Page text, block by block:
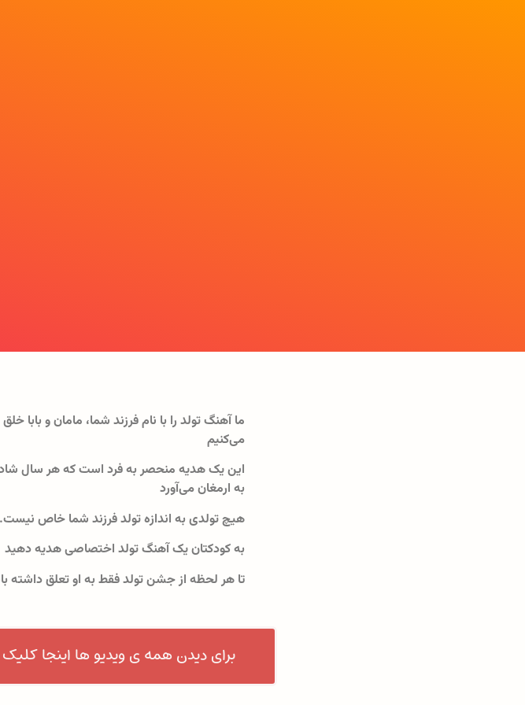
ما آهنگ تولد را با نام فرزند شما، مامان و بابا خلق
می‌کنیم
این یک هدیه منحصر به فرد است که هر سال
به ارمغان می‌آورد
هیچ تولدی به اندازه تولد فرزند شما خاص نیست.
به کودکتان یک آهنگ تولد اختصاصی هدیه دهید
تا هر لحظه از جشن تولد فقط به او تعلق داشته
برای دیدن همه ی ویدیو ها اینجا